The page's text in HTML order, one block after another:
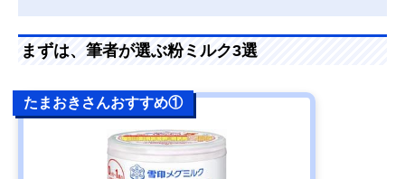
まずは、筆者が選ぶ粉ミルク3選
たまおきさんおすすめ①